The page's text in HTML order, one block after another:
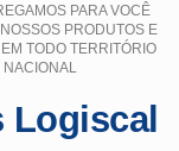
PARA VOCÊ
PRODUTOS E
TODO TERRITÓRIO
NACIONAL